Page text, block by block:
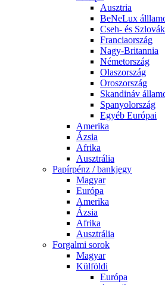
Ausztria
BeNeLux
Cseh- és
Franciaország
Nagy-Britannia
Németország
Olaszország
Oroszország
Skandináv
Spanyolország
Egyéb Európai
Amerika
Ázsia
Afrika
Ausztrália
Papírpénz / bankjegy
Magyar
Európa
Amerika
Ázsia
Afrika
Ausztrália
Forgalmi sorok
Magyar
Külföldi
Európa